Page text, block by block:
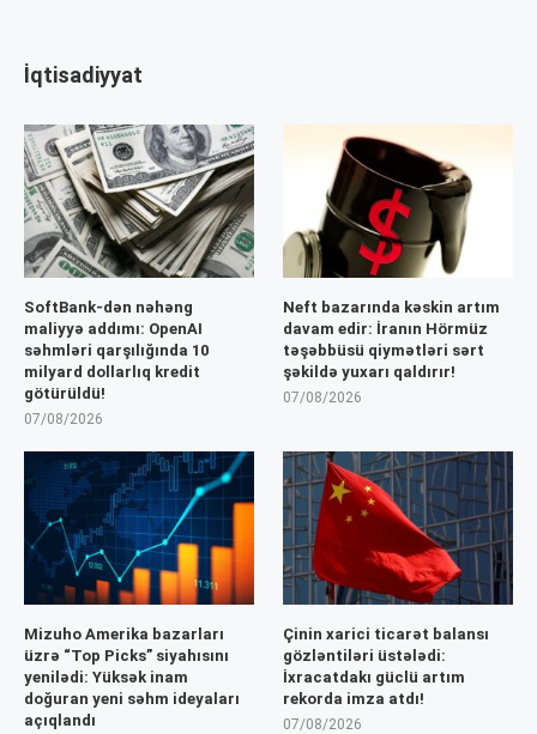
İqtisadiyyat
SoftBank-dən nəhəng
maliyyə addımı: OpenAI
səhmləri qarşılığında 10
milyard dollarlıq kredit
götürüldü!
07/08/2026
Neft bazarında kəskin artım
davam edir: İranın Hörmüz
təşəbbüsü qiymətləri sərt
şəkildə yuxarı qaldırır!
07/08/2026
Mizuho Amerika bazarları
üzrə “Top Picks” siyahısını
yenilədi: Yüksək inam
doğuran yeni səhm ideyaları
açıqlandı
Çinin xarici ticarət balansı
gözləntiləri üstələdi:
İxracatdakı güclü artım
rekorda imza atdı!
07/08/2026